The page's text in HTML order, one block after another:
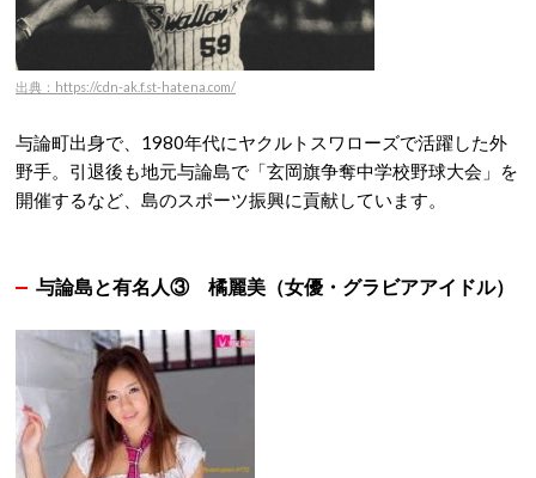
出典：https://cdn-ak.f.st-hatena.com/
与論町出身で、1980年代にヤクルトスワローズで活躍した外
野手。引退後も地元与論島で「玄岡旗争奪中学校野球大会」を
開催するなど、島のスポーツ振興に貢献しています。
与論島と有名人③ 橘麗美（女優・グラビアアイドル）